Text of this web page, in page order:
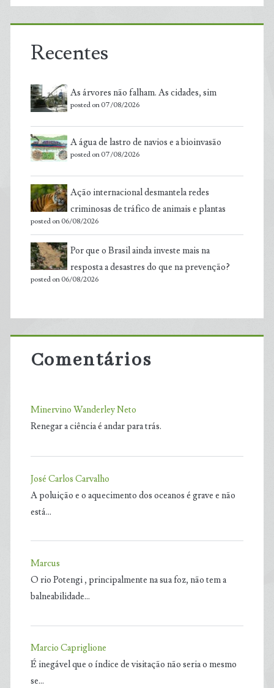
Recentes
As árvores não falham. As cidades, sim
posted on 07/08/2026
A água de lastro de navios e a bioinvasão
posted on 07/08/2026
Ação internacional desmantela redes
criminosas de tráfico de animais e plantas
posted on 06/08/2026
Por que o Brasil ainda investe mais na
resposta a desastres do que na prevenção?
posted on 06/08/2026
Comentários
Minervino Wanderley Neto
Renegar a ciência é andar para trás.
José Carlos Carvalho
A poluição e o aquecimento dos oceanos é grave e não
está…
Marcus
O rio Potengi , principalmente na sua foz, não tem a
balneabilidade…
Marcio Capriglione
É inegável que o índice de visitação não seria o mesmo
se…